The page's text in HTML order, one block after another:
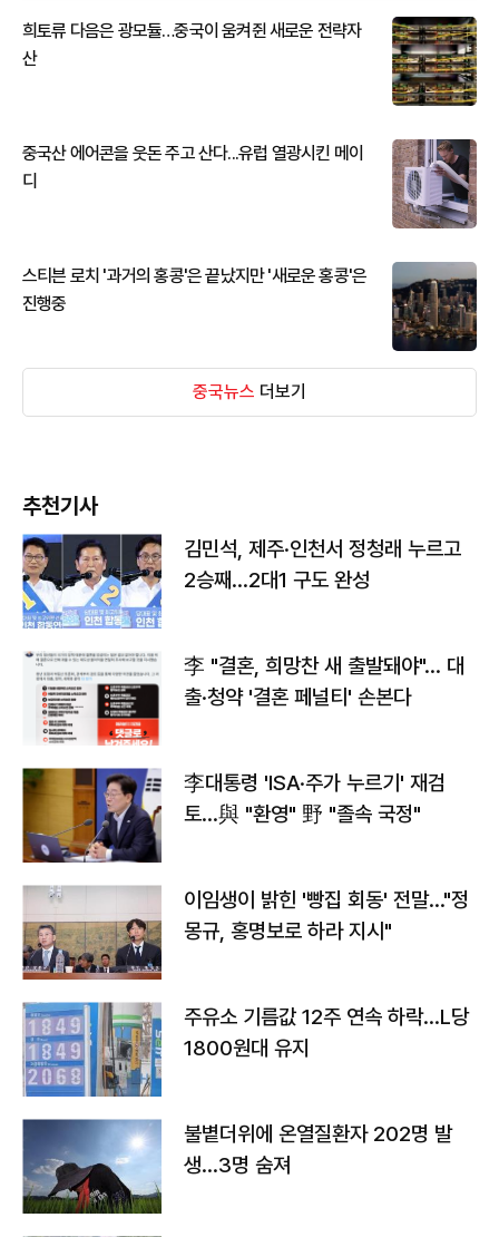
희토류 다음은 광모듈…중국이 움켜쥔 새로운 전략자
산
중국산 에어콘을 웃돈 주고 산다...유럽 열광시킨 메이
디
스티븐 로치 '과거의 홍콩'은 끝났지만 '새로운 홍콩'은
진행중
중국뉴스 더보기
추천기사
김민석, 제주·인천서 정청래 누르고
2승째…2대1 구도 완성
李 "결혼, 희망찬 새 출발돼야"… 대
출·청약 '결혼 페널티' 손본다
李대통령 'ISA·주가 누르기' 재검
토…與 "환영" 野 "졸속 국정"
이임생이 밝힌 '빵집 회동' 전말…"정
몽규, 홍명보로 하라 지시"
주유소 기름값 12주 연속 하락…L당
1800원대 유지
불볕더위에 온열질환자 202명 발
생…3명 숨져